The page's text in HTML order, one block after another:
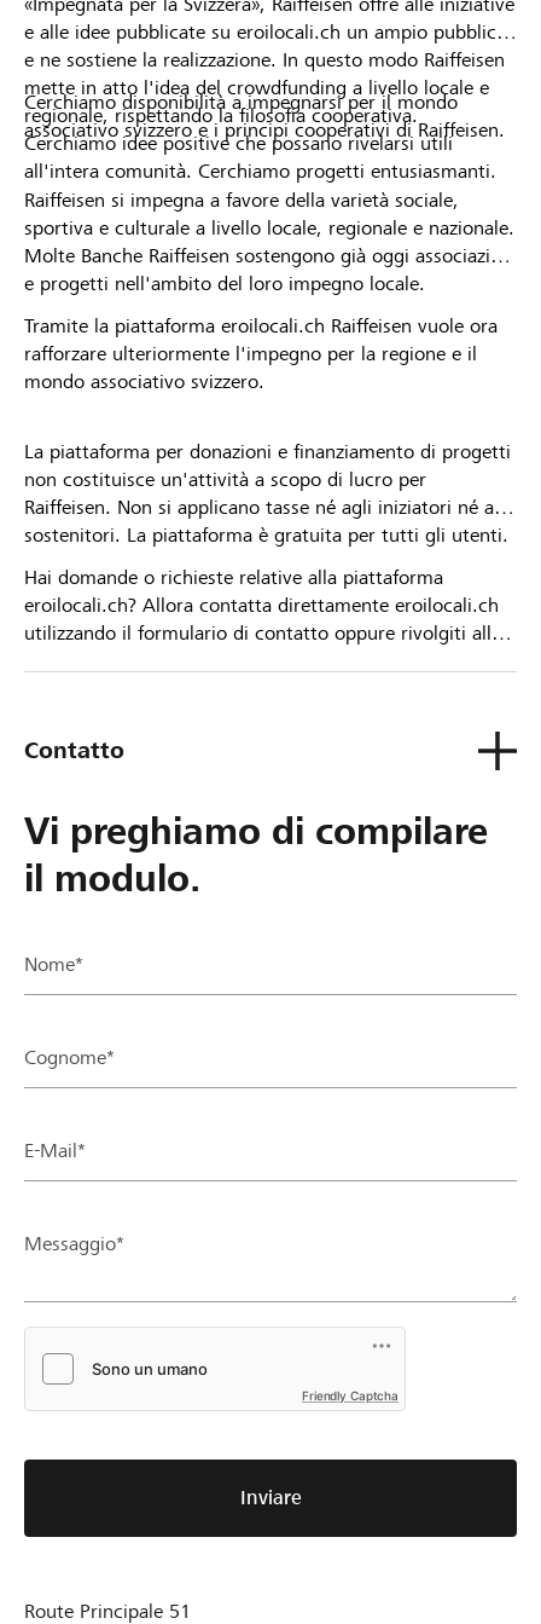
e alle idee pubblicate su eroilocali.ch un ampio pubblico
e ne sostiene la realizzazione. In questo modo Raiffeisen
mette in atto l'idea del crowdfunding a livello locale e
regionale, rispettando la filosofia cooperativa.
Cerchiamo idee positive che possano rivelarsi utili
all'intera comunità. Cerchiamo progetti entusiasmanti.
Cerchiamo disponibilità a impegnarsi per il mondo
associativo svizzero e i principi cooperativi di Raiffeisen.
Raiffeisen si impegna a favore della varietà sociale,
sportiva e culturale a livello locale, regionale e nazionale.
Molte Banche Raiffeisen sostengono già oggi associazioni
e progetti nell'ambito del loro impegno locale.
Tramite la piattaforma eroilocali.ch Raiffeisen vuole ora
rafforzare ulteriormente l'impegno per la regione e il
mondo associativo svizzero.
La piattaforma per donazioni e finanziamento di progetti
non costituisce un'attività a scopo di lucro per
Raiffeisen. Non si applicano tasse né agli iniziatori né ai
sostenitori. La piattaforma è gratuita per tutti gli utenti.
Hai domande o richieste relative alla piattaforma
eroilocali.ch? Allora contatta direttamente eroilocali.ch
utilizzando il formulario di contatto oppure rivolgiti alla
Contatto
Vi preghiamo di compilare
il modulo.
Nome*
Cognome*
E-Mail*
Messaggio*
Friendly Captcha
Inviare
Route Principale 51